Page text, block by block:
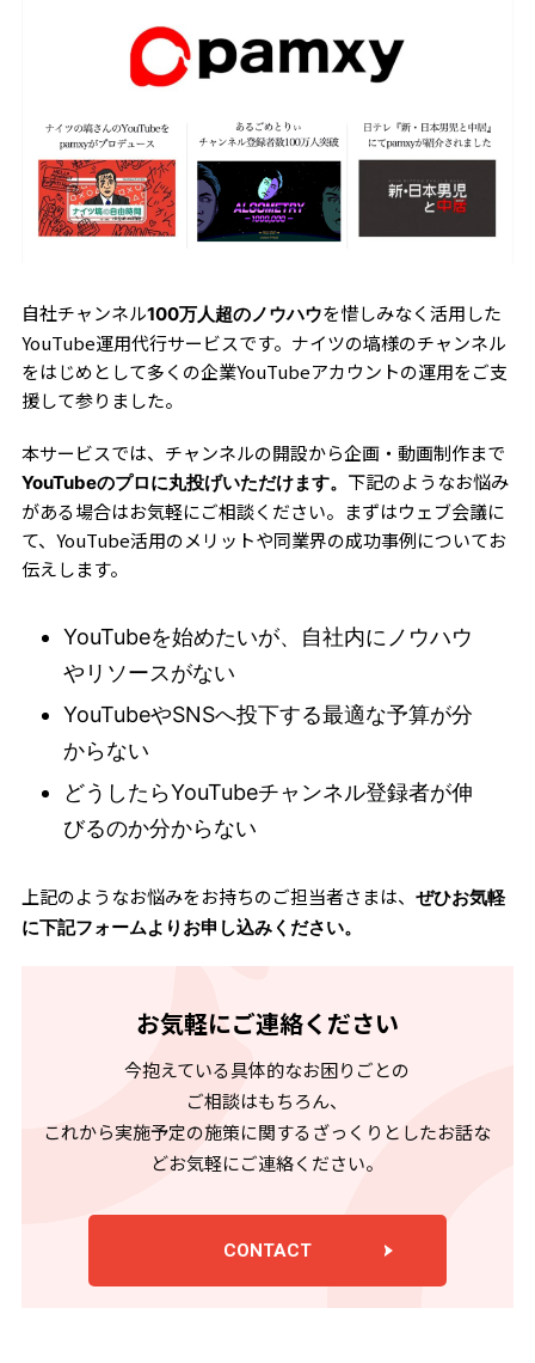
自社チャンネル100万人超のノウハウを惜しみなく活用した
YouTube運用代行サービスです。ナイツの塙様のチャンネル
をはじめとして多くの企業YouTubeアカウントの運用をご支
援して参りました。
本サービスでは、チャンネルの開設から企画・動画制作まで
YouTubeのプロに丸投げいただけます。 下記のようなお悩み
がある場合はお気軽にご相談ください。まずはウェブ会議に
て、YouTube活用のメリットや同業界の成功事例についてお
伝えします。
YouTubeを始めたいが、自社内にノウハウ
やリソースがない
YouTubeやSNSへ投下する最適な予算が分
からない
どうしたらYouTubeチャンネル登録者が伸
びるのか分からない
上記のようなお悩みをお持ちのご担当者さまは、 ぜひお気軽
に下記フォームよりお申し込みください。
お気軽にご連絡ください
今抱えている具体的なお困りごとの
ご相談はもちろん、
これから実施予定の施策に関するざっくりとしたお話な
どお気軽にご連絡ください。
CONTACT